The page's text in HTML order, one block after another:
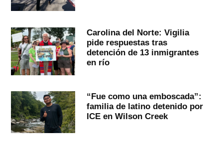
Carolina del Norte: Vigilia
pide respuestas tras
detención de 13 inmigrantes
en río
“Fue como una emboscada”:
familia de latino detenido por
ICE en Wilson Creek